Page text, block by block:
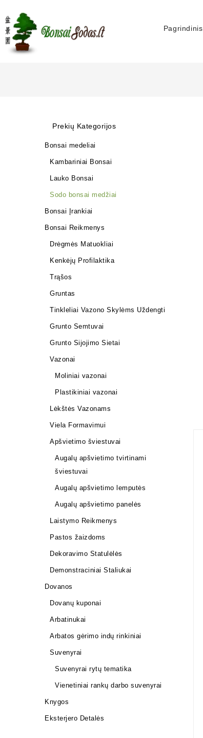
Pagrindinis
Prekių Kategorijos
Bonsai medeliai
Kambariniai Bonsai
Lauko Bonsai
Sodo bonsai medžiai
Bonsai Įrankiai
Bonsai Reikmenys
Drėgmės Matuokliai
Kenkėjų Profilaktika
Trąšos
Gruntas
Tinkleliai Vazono Skylėms Uždengti
Grunto Semtuvai
Grunto Sijojimo Sietai
Vazonai
Moliniai vazonai
Plastikiniai vazonai
Lėkštės Vazonams
Viela Formavimui
Apšvietimo šviestuvai
Augalų apšvietimo tvirtinami
šviestuvai
Augalų apšvietimo lemputės
Augalų apšvietimo panelės
Laistymo Reikmenys
Pastos žaizdoms
Dekoravimo Statulėlės
Demonstraciniai Staliukai
Dovanos
Dovanų kuponai
Arbatinukai
Arbatos gėrimo indų rinkiniai
Suvenyrai
Suvenyrai rytų tematika
Vienetiniai rankų darbo suvenyrai
Knygos
Eksterjero Detalės